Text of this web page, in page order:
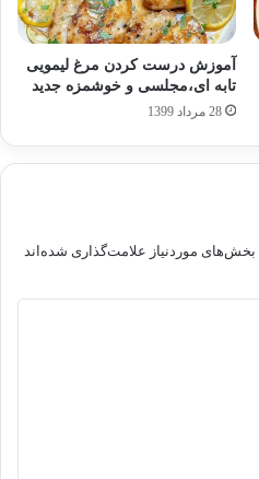
آموزش درست کردن مرغ لیمویی
تابه ای،مجلسی و خوشمزه جدید
28 مرداد 1399
بخش‌های موردنیاز علامت‌گذاری شده‌اند